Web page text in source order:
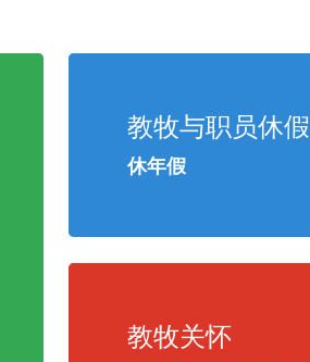
教牧与职员休假
休年假
教牧关怀